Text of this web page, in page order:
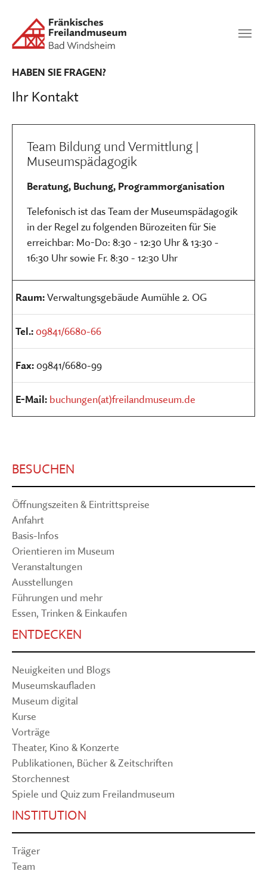
SUCHEN
Ihr Kontakt
HABEN SIE FRAGEN?
Team Bildung und Vermittlung |
Museumspädagogik
Beratung, Buchung, Programmorganisation
Telefonisch ist das Team der Museumspädagogik
in der Regel zu folgenden Bürozeiten für Sie
erreichbar: Mo-Do: 8:30 - 12:30 Uhr & 13:30 -
16:30 Uhr sowie Fr. 8:30 - 12:30 Uhr
Raum:Verwaltungsgebäude Aumühle 2. OG
Tel.:09841/6680-66
Fax:09841/6680-99
E-Mail: buchungen(at)freilandmuseum.de
BESUCHEN
Öffnungszeiten & Eintrittspreise
Anfahrt
Basis-Infos
Orientieren im Museum
Veranstaltungen
Ausstellungen
Führungen und mehr
Essen, Trinken & Einkaufen
ENTDECKEN
Neuigkeiten und Blogs
Museumskaufladen
Museum digital
Kurse
Vorträge
Theater, Kino & Konzerte
Publikationen, Bücher & Zeitschriften
Storchennest
Spiele und Quiz zum Freilandmuseum
INSTITUTION
Träger
Team